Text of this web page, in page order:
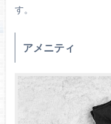
す。
アメニティ